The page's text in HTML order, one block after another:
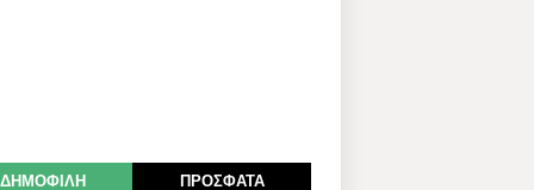
ΔΗΜΟΦΙΛΗ ΠΡΟΣΦΑΤΑ